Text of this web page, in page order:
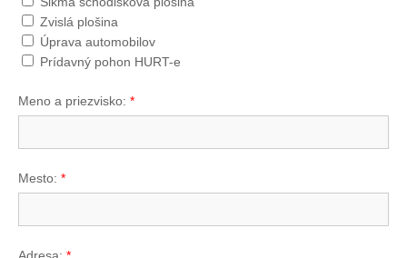
Zvislá plošina
Úprava automobilov
Prídavný pohon HURT-e
Meno a priezvisko: *
Mesto: *